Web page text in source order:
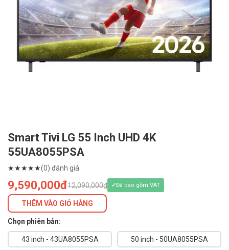
Smart Tivi LG 55 Inch UHD 4K
55UA8055PSA
★★★★★(0) đánh giá
9,590,000đ12,090,000₫ Đã bao gồm VAT
THÊM VÀO GIỎ HÀNG
Chọn phiên bản:
43 inch - 43UA8055PSA 50 inch - 50UA8055PSA